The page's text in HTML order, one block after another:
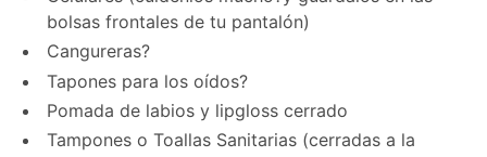
bolsas frontales de tu pantalón)
Cangureras?
Tapones para los oídos?
Pomada de labios y lipgloss cerrado
Tampones o Toallas Sanitarias (cerradas a la